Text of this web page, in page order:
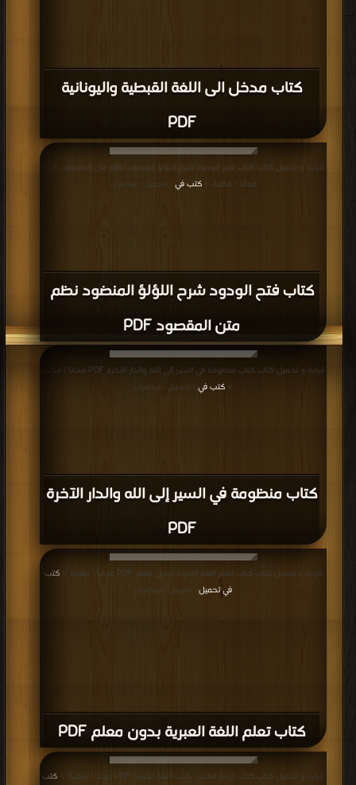
كتاب مدخل الى اللغة القبطية واليونانية
PDF
كتاب فتح الودود شرح اللؤلؤ المنضود نظم
متن المقصود PDF
مجانا | مكتبة >كتب في | التحميل : مرة/مرات
كتاب منظومة في السير إلى الله والدار الآخرة
PDF
قراءة و تحميل كتاب كتاب منظومة في السير إلى الله والدار الآخرة PDF مجانا | مكتبة
> كتب في | التحميل : مرة/مرات
كتاب تعلم اللغة العبرية بدون معلم PDF
قراءة و تحميل كتاب كتاب تعلم اللغة العبرية بدون معلم PDF مجانا | مكتبة >
كتب
في تحميل
| التحميل : مرة/مرات
قراءة و تحميل كتاب كتاب خزانة الكتب : كتب اللغة العربية PDF مجانا | مكتبة >
كتب